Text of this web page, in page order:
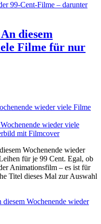
99-Cent-Filme – darunter
diesem
Filme für nur
wieder viele Filme
Wochenende wieder
für je 99 Cent. Egal, ob
Animationsfilm – es ist für
Titel dieses Mal zur Auswahl
Wochenende wieder